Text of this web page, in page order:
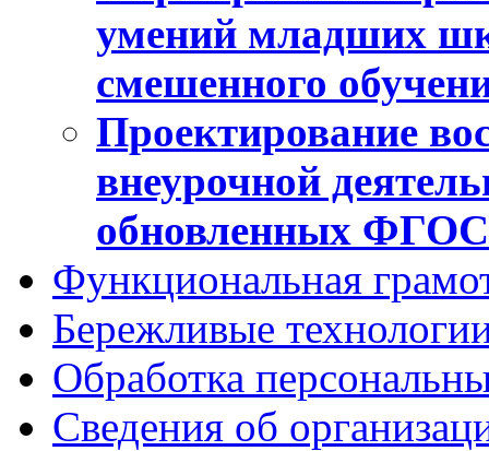
умений младших
смешенного
Проектирование
внеурочной
обновленных
Функциональная
Бережливые
Обработка
Сведения об